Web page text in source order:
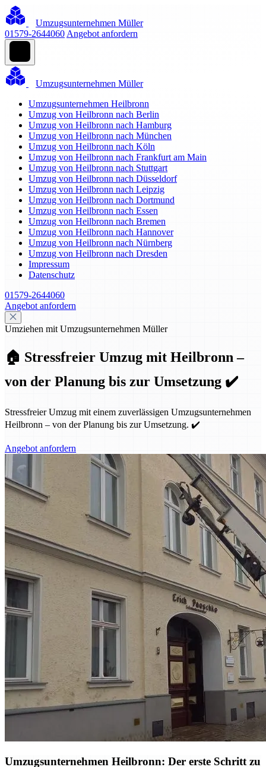
Umzugsunternehmen Müller
01579-2644060 Angebot anfordern
Umzugsunternehmen Müller
Umzugsunternehmen Heilbronn
Umzug von Heilbronn nach Berlin
Umzug von Heilbronn nach Hamburg
Umzug von Heilbronn nach München
Umzug von Heilbronn nach Köln
Umzug von Heilbronn nach Frankfurt am Main
Umzug von Heilbronn nach Stuttgart
Umzug von Heilbronn nach Düsseldorf
Umzug von Heilbronn nach Leipzig
Umzug von Heilbronn nach Dortmund
Umzug von Heilbronn nach Essen
Umzug von Heilbronn nach Bremen
Umzug von Heilbronn nach Hannover
Umzug von Heilbronn nach Nürnberg
Umzug von Heilbronn nach Dresden
Impressum
Datenschutz
01579-2644060
Angebot anfordern
Umziehen mit Umzugsunternehmen Müller
🏠 Stressfreier Umzug mit Heilbronn –
von der Planung bis zur Umsetzung ✔️
Stressfreier Umzug mit einem zuverlässigen Umzugsunternehmen
Heilbronn – von der Planung bis zur Umsetzung. ✔️
Angebot anfordern
Umzugsunternehmen Heilbronn: Der erste Schritt zu